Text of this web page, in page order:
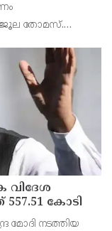
ജൂല തോമസ്.
വിദേശ
കോടി
മോദി നടത്തിയ